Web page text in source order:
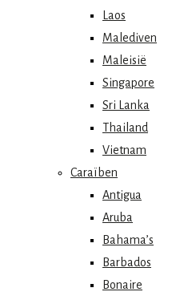
Laos
Malediven
Maleisië
Singapore
Sri Lanka
Thailand
Vietnam
Caraïben
Antigua
Aruba
Bahama’s
Barbados
Bonaire